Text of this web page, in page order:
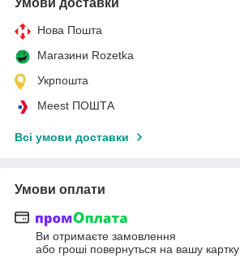
Нова Пошта
Магазини Rozetka
Укрпошта
Meest ПОШТА
Всі умови доставки
Умови оплати
Ви отримаєте замовлення
або гроші повернуться на вашу картку